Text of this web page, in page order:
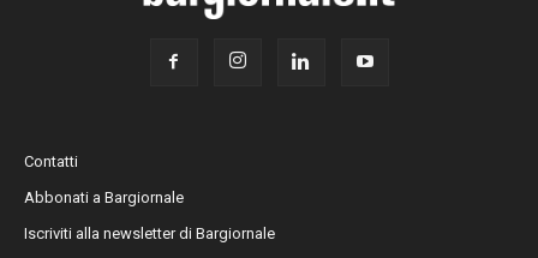
Contatti
Abbonati a Bargiornale
Iscriviti alla newsletter di Bargiornale